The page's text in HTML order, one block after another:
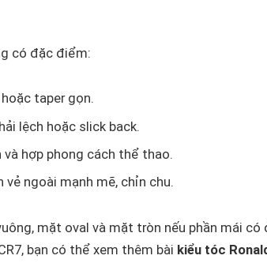
có đặc điểm:
taper gọn.
lệch hoặc slick back.
hợp phong cách thể thao.
vẻ ngoài mạnh mẽ, chỉn chu.
mặt oval và mặt tròn nếu phần mái có
bạn có thể xem thêm bài kiểu tóc